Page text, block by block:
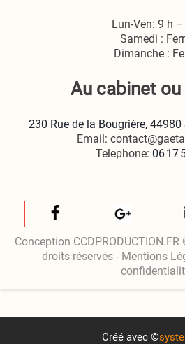
Lun-Ven: 9 h
Samedi :
Dimanche :
Au cabinet
230 Rue de la Bougrière, 44980
Email:
Telephone: 06 17
Conception
droits réservés - Mentions
Créé avec ©